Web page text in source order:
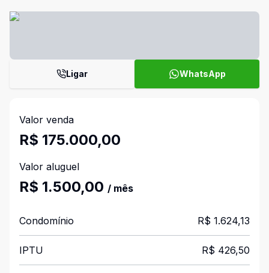
Ligar WhatsApp
Valor venda
R$ 175.000,00
Valor aluguel
R$ 1.500,00 / mês
Condomínio R$ 1.624,13
IPTU R$ 426,50